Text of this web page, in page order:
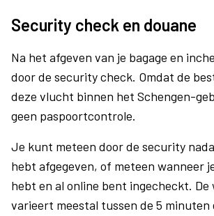
Security check en douane
Na het afgeven van je bagage en
door de security check. Omdat de
deze vlucht binnen het Schengen-
geen paspoortcontrole.
Je kunt meteen door de security
hebt afgegeven, of meteen wanneer
hebt en al online bent ingecheckt.
varieert meestal tussen de 5 minuten